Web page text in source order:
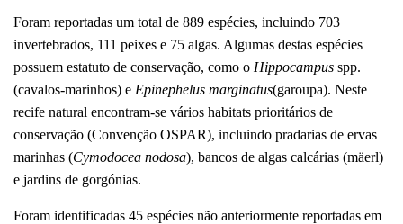
Foram reportadas um total de 889 espécies, incluindo 703
invertebrados, 111 peixes e 75 algas. Algumas destas espécies
possuem estatuto de conservação, como o Hippocampus spp.
(cavalos-marinhos) e Epinephelus marginatus(garoupa). Neste
recife natural encontram-se vários habitats prioritários de
conservação (Convenção OSPAR), incluindo pradarias de ervas
marinhas (Cymodocea nodosa), bancos de algas calcárias (mäerl)
e jardins de gorgónias.
Foram identificadas 45 espécies não anteriormente reportadas em